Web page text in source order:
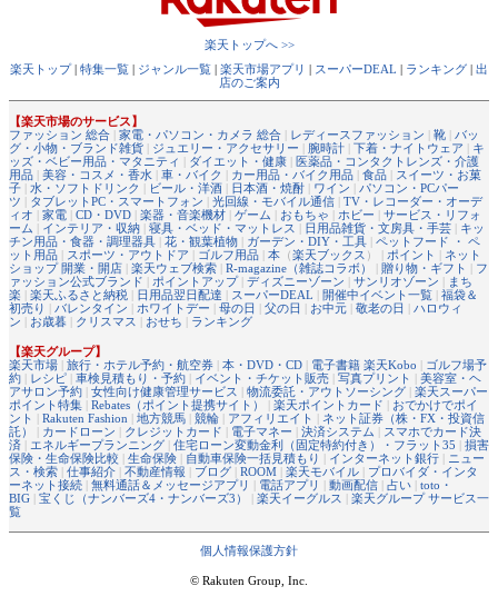
楽天トップへ >>
楽天トップ
特集一覧 ジャンル一覧 楽天市場アプリ スーパーDEAL ランキング
出
店のご案内
【楽天市場のサービス】
ファッション 総合
家電・パソコン・カメラ 総合 レディースファッション 靴
バッ
グ・小物・ブランド雑貨
ジュエリー・アクセサリー 腕時計 下着・ナイトウェア
キ
ッズ・ベビー用品・マタニティ
ダイエット・健康
医薬品・コンタクトレンズ・介護
用品
美容・コスメ・香水 車・バイク カー用品・バイク用品 食品
スイーツ・お菓
子
水・ソフトドリンク ビール・洋酒 日本酒・焼酎 ワイン
パソコン・PCパー
ツ
タブレットPC・スマートフォン 光回線・モバイル通信
TV・レコーダー・オーデ
ィオ
家電 CD・DVD 楽器・音楽機材 ゲーム おもちゃ ホビー
サービス・リフォ
ーム
インテリア・収納 寝具・ベッド・マットレス 日用品雑貨・文房具・手芸
キッ
チン用品・食器・調理器具
花・観葉植物 ガーデン・DIY・工具
ペットフード ・ ペ
ット用品
スポーツ・アウトドア ゴルフ用品 本 （楽天ブックス ） | ポイント
ネット
ショップ 開業・開店
楽天ウェブ検索 R-magazine（雑誌コラボ） 贈り物・ギフト
フ
ァッション公式ブランド
ポイントアップ ディズニーゾーン サンリオゾーン
まち
楽
楽天ふるさと納税 日用品翌日配達 スーパーDEAL 開催中イベント一覧
福袋＆
初売り
バレンタイン ホワイトデー 母の日 父の日 お中元 敬老の日
ハロウィ
ン
お歳暮 クリスマス おせち ランキング
【楽天グループ】
楽天市場
旅行・ホテル予約・航空券 本・DVD・CD 電子書籍 楽天Kobo
ゴルフ場予
約
レシピ 車検見積もり・予約 イベント・チケット販売 写真プリント
美容室・ヘ
アサロン予約
女性向け健康管理サービス 物流委託・アウトソーシング
楽天スーパー
ポイント特集
Rebates（ポイント提携サイト） 楽天ポイントカード
おでかけでポイ
ント
Rakuten Fashion 地方競馬 競輪 アフィリエイト
ネット証券（株・FX・投資信
託）
カードローン クレジットカード 電子マネー 決済システム
スマホでカード決
済
エネルギープランニング 住宅ローン変動金利（固定特約付き）・フラット35
損害
保険・生命保険比較
生命保険 自動車保険一括見積もり インターネット銀行
ニュー
ス・検索
仕事紹介 不動産情報 ブログ ROOM 楽天モバイル
プロバイダ・インタ
ーネット接続
無料通話＆メッセージアプリ 電話アプリ 動画配信 占い
toto・
BIG
宝くじ（ナンバーズ4・ナンバーズ3） 楽天イーグルス
楽天グループ サービス一
覧
個人情報保護方針
© Rakuten Group, Inc.